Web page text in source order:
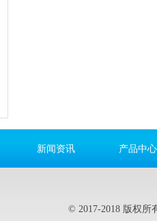
新闻资讯 产品中心
© 2017-2018 版权所